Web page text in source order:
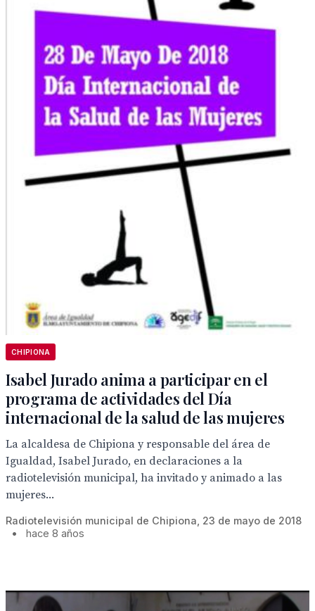
CHIPIONA
Isabel Jurado anima a participar en el
programa de actividades del Día
internacional de la salud de las mujeres
La alcaldesa de Chipiona y responsable del área de
Igualdad, Isabel Jurado, en declaraciones a la
radiotelevisión municipal, ha invitado y animado a las
mujeres...
Radiotelevisión municipal de Chipiona, 23 de mayo de 2018
•
hace 8 años